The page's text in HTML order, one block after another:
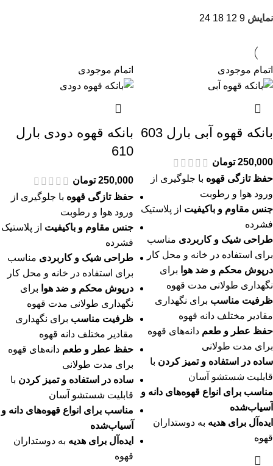
نمایش 9
12
18
24
اتمام موجودی
بانکه قهوه آبی بارل 603
250,000 تومان
حفظ تازگی قهوه با جلوگیری از
ورود هوا و رطوبت
جنس مقاوم و باکیفیت از پلاستیک
فشرده
طراحی شیک و کاربردی مناسب
برای استفاده در خانه و محل کار
درپوش محکم و ضد هوا برای
نگهداری طولانی مدت قهوه
ظرفیت مناسب برای نگهداری
مقادیر مختلف دانه قهوه
حفظ عطر و طعم دانه‌های قهوه
برای مدت طولانی
ساده در استفاده و تمیز کردن با
قابلیت شستشو آسان
مناسب برای انواع قهوه‌های دانه و
آسیاب‌شده
ایده‌آل برای هدیه به دوستداران
قهوه
اتمام موجودی
بانکه قهوه دودی بارل
610
250,000 تومان
حفظ تازگی قهوه با جلوگیری از
ورود هوا و رطوبت
جنس مقاوم و باکیفیت از پلاستیک
فشرده
طراحی شیک و کاربردی مناسب
برای استفاده در خانه و محل کار
درپوش محکم و ضد هوا برای
نگهداری طولانی مدت قهوه
ظرفیت مناسب برای نگهداری
مقادیر مختلف دانه قهوه
حفظ عطر و طعم دانه‌های قهوه
برای مدت طولانی
ساده در استفاده و تمیز کردن با
قابلیت شستشو آسان
مناسب برای انواع قهوه‌های دانه و
آسیاب‌شده
ایده‌آل برای هدیه به دوستداران
قهوه